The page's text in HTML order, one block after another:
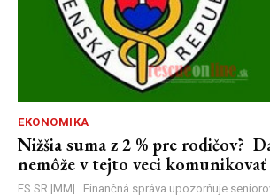
EKONOMIKA
Nižšia suma z 2 % pre rodičov?
nemôže v tejto veci
FS SR |MM| Finančná správa upozorňuje